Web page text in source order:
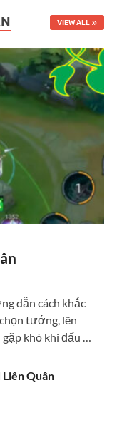
VIEW ALL
dẫn cách khắc
tướng, lên
khó khi đấu …
Quân